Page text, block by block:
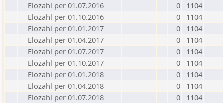
Elozahl per 01.07.2016
0
1104
Elozahl per 01.10.2016
0
1104
Elozahl per 01.01.2017
0
1104
Elozahl per 01.04.2017
0
1104
Elozahl per 01.07.2017
0
1104
Elozahl per 01.10.2017
0
1104
Elozahl per 01.01.2018
0
1104
Elozahl per 01.04.2018
0
1104
Elozahl per 01.07.2018
0
1104